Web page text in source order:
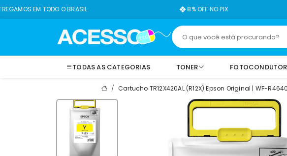
TODO O BRASIL 8% OFF NO PIX
TODAS AS CATEGORIAS TONER FOTOCONDUTOR
Cartucho TR12X420AL (R12X) Epson Original | WF-